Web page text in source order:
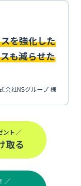
を強化した
も減らせた
会社NSグループ 様
ント／
取る
／